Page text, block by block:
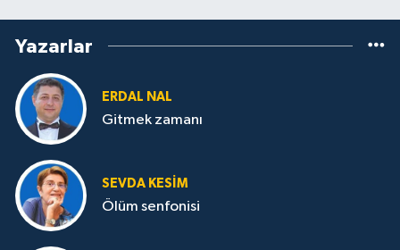
Yazarlar
ERDAL NAL
Gitmek zamanı
SEVDA KESİM
Ölüm senfonisi